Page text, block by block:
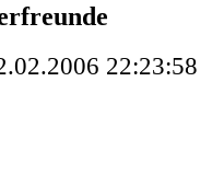
22:23:58